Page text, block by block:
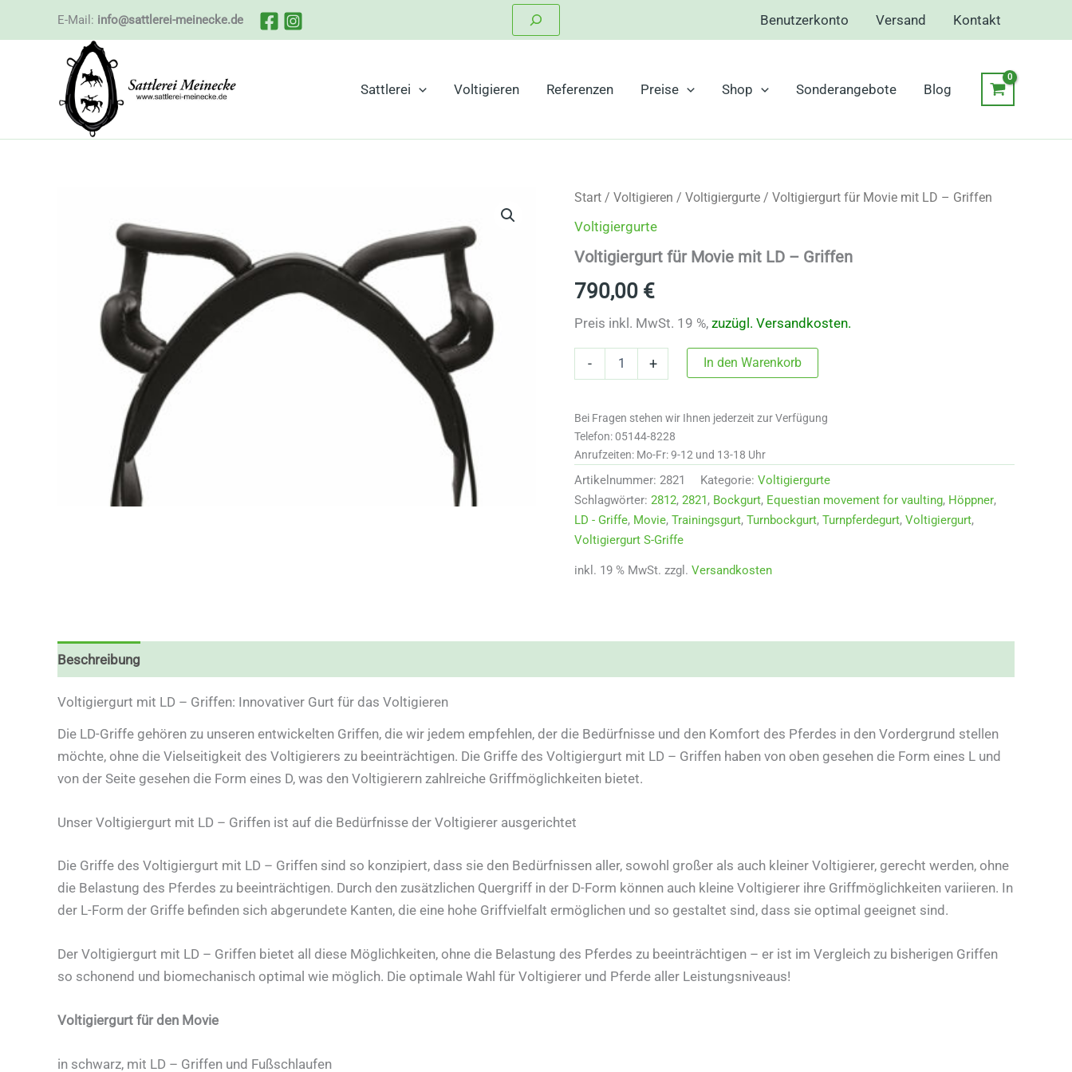
E-Mail: info@sattlerei-meinecke.de Benutzerkonto Versand Kontakt
Sattlerei Voltigieren Referenzen Preise Shop Sonderangebote Blog
Start / Voltigieren / Voltigiergurte / Voltigiergurt für Movie mit LD – Griffen
Voltigiergurte
Voltigiergurt für Movie mit LD – Griffen
790,00 €
Preis inkl. MwSt. 19 %, zuzügl. Versandkosten.
-
LD
-
Griffen
Menge
+ In den Warenkorb
Bei Fragen stehen wir Ihnen jederzeit zur Verfügung
Telefon: 05144-8228
Anrufzeiten: Mo-Fr: 9-12 und 13-18 Uhr
Artikelnummer: 2821 Kategorie: Voltigiergurte
Schlagwörter: 2812, 2821, Bockgurt, Equestian movement for vaulting, Höppner,
LD - Griffe, Movie, Trainingsgurt, Turnbockgurt, Turnpferdegurt, Voltigiergurt,
Voltigiergurt S-Griffe
inkl. 19 % MwSt. zzgl. Versandkosten
Beschreibung
Voltigiergurt mit LD – Griffen: Innovativer Gurt für das Voltigieren
Die LD-Griffe gehören zu unseren entwickelten Griffen, die wir jedem empfehlen, der die Bedürfnisse und den Komfort des Pferdes in den Vordergrund stellen
möchte, ohne die Vielseitigkeit des Voltigierers zu beeinträchtigen. Die Griffe des Voltigiergurt mit LD – Griffen haben von oben gesehen die Form eines L und
von der Seite gesehen die Form eines D, was den Voltigierern zahlreiche Griffmöglichkeiten bietet.
Unser Voltigiergurt mit LD – Griffen ist auf die Bedürfnisse der Voltigierer ausgerichtet
Die Griffe des Voltigiergurt mit LD – Griffen sind so konzipiert, dass sie den Bedürfnissen aller, sowohl großer als auch kleiner Voltigierer, gerecht werden, ohne
die Belastung des Pferdes zu beeinträchtigen. Durch den zusätzlichen Quergriff in der D-Form können auch kleine Voltigierer ihre Griffmöglichkeiten variieren. In
der L-Form der Griffe befinden sich abgerundete Kanten, die eine hohe Griffvielfalt ermöglichen und so gestaltet sind, dass sie optimal geeignet sind.
Der Voltigiergurt mit LD – Griffen bietet all diese Möglichkeiten, ohne die Belastung des Pferdes zu beeinträchtigen – er ist im Vergleich zu bisherigen Griffen
so schonend und biomechanisch optimal wie möglich. Die optimale Wahl für Voltigierer und Pferde aller Leistungsniveaus!
Voltigiergurt für den Movie
in schwarz, mit LD – Griffen und Fußschlaufen